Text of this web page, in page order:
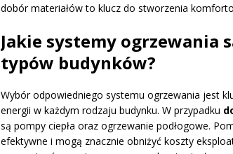
dobór materiałów to klucz do stworzenia
Jakie systemy ogrzewania
typów budynków?
Wybór odpowiedniego systemu ogrzewania jest
energii w każdym rodzaju budynku. W przypadku
są pompy ciepła oraz ogrzewanie podłogowe.
efektywne i mogą znacznie obniżyć koszty